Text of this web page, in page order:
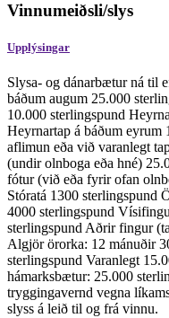
Vinnumeiðsli/slys
Upplýsingar
Slysa- og dánarbætur ná til
báðum augum 25.000
10.000 sterlingspund
Heyrnartap á báðum
aflimun eða við varanlegt
(undir olnboga eða hné)
fótur (við eða fyrir ofan
Stóratá 1300 sterlingspund
4000 sterlingspund
sterlingspund Aðrir fingur
Algjör örorka: 12 mánuðir
sterlingspund Varanlegt
hámarksbætur: 25.000
tryggingavernd vegna
slyss á leið til og frá vinnu.